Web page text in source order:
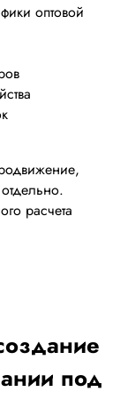
оптовой
расчета
под